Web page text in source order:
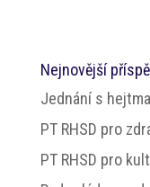
Nejnovější
Jednání s
PT RHSD pro
PT RHSD pro